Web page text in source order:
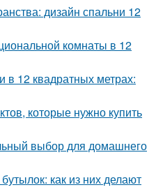
дизайн спальни 12
комнаты в 12
в 12 квадратных метрах:
которые нужно купить
выбор для домашнего
как из них делают